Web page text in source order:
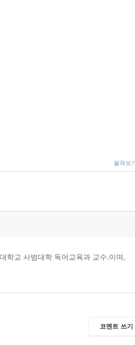
펼쳐보기
학교 사범대학 독어교육과 교수.이며,
코멘트 쓰기